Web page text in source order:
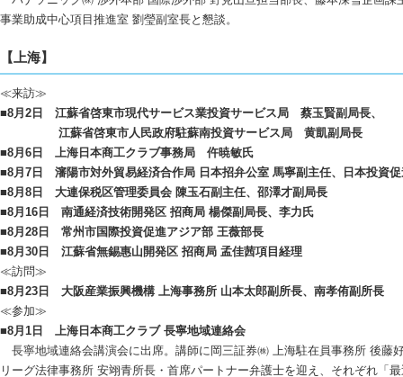
事業助成中心項目推進室 劉瑩副室長と懇談。
【上海】
≪来訪≫
■8月2日 江蘇省啓東市現代サービス業投資サービス局 蔡玉賢副局長、
江蘇省啓東市人民政府駐蘇南投資サービス局 黄凱副局長
■8月6日 上海日本商工クラブ事務局 仵暁敏氏
■8月7日 瀋陽市対外貿易経済合作局 日本招弁公室 馬寧副主任、日本投資
■8月8日 大連保税区管理委員会 陳玉石副主任、邵澤才副局長
■8月16日 南通経済技術開発区 招商局 楊傑副局長、李力氏
■8月28日 常州市国際投資促進アジア部 王薇部長
■8月30日 江蘇省無錫惠山開発区 招商局 孟佳茜項目経理
≪訪問≫
■8月23日 大阪産業振興機構 上海事務所 山本太郎副所長、南孝侑副所長
≪参加≫
■8月1日 上海日本商工クラブ 長寧地域連絡会
長寧地域連絡会講演会に出席。講師に岡三証券㈱ 上海駐在員事務所 後藤
リーグ法律事務所 安翊青所長・首席パートナー弁護士を迎え、それぞれ「